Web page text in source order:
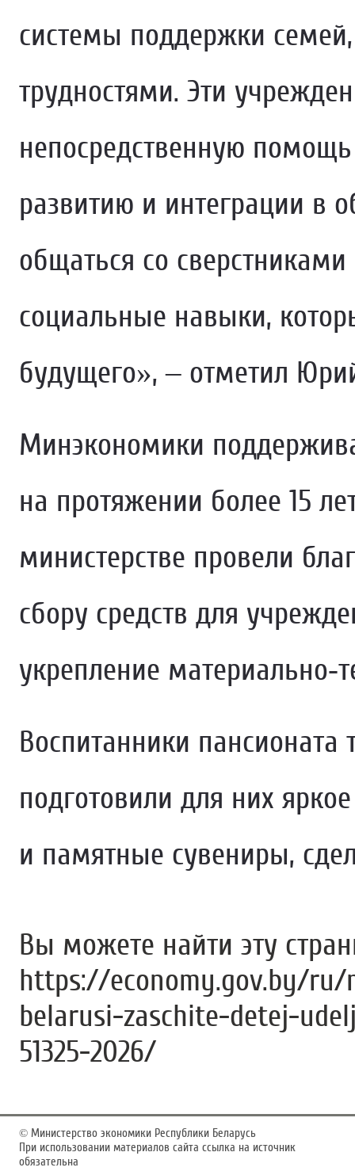
системы поддержки
трудностями. Эти
непосредственную
развитию и интеграции в
общаться со
социальные навыки,
будущего», – отметил
Минэкономики
на протяжении более 15
министерстве провели
сбору средств для
укрепление
Воспитанники пансионата
подготовили для них
и памятные сувениры,
Вы можете найти эту
https://economy.gov.by/
belarusi-zaschite-detej-
51325-2026/
© Министерство экономики Республики Беларусь
При использовании материалов сайта ссылка на источник
обязательна